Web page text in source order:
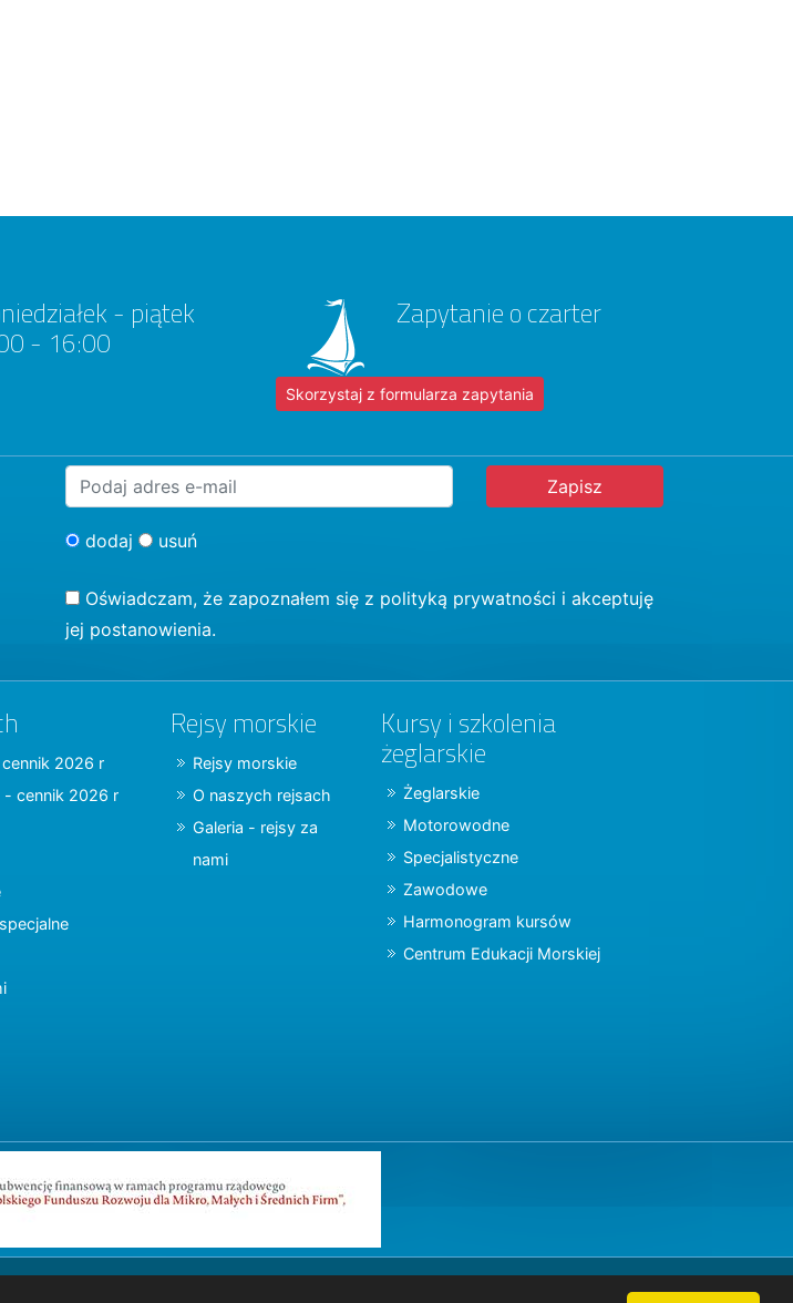
- piątek
- 16:00
Zapytanie o czarter
Skorzystaj z formularza zapytania
dodaj usuń
Oświadczam, że zapoznałem się z polityką prywatności i akceptuję
jej postanowienia.
2026 r
cennik 2026 r
Rejsy morskie
Rejsy morskie
O naszych rejsach
Galeria - rejsy za
nami
Kursy i szkolenia
żeglarskie
Żeglarskie
Motorowodne
Specjalistyczne
Zawodowe
Harmonogram kursów
Centrum Edukacji Morskiej